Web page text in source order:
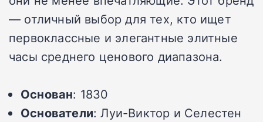
— отличный выбор для тех, кто ищет
первоклассные и элегантные элитные
часы среднего ценового диапазона.
Основан: 1830
Основатели: Луи-Виктор и Селестен